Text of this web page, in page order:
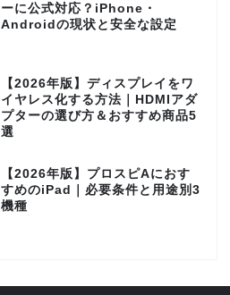
ーに公式対応？iPhone・
Androidの現状と安全な設定
【2026年版】ディスプレイをワ
イヤレス化する方法｜HDMIアダ
プターの選び方＆おすすめ商品5
選
【2026年版】プロスピAにおす
すめのiPad｜必要条件と用途別3
機種